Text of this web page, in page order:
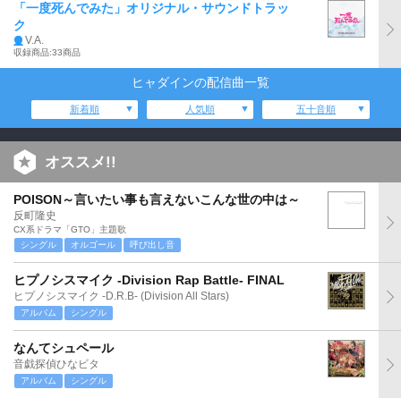
「一度死んでみた」オリジナル・サウンドトラッ
ク
V.A.
収録商品:33商品
ヒャダインの配信曲一覧
新着順 人気順 五十音順
オススメ!!
POISON～言いたい事も言えないこんな世の中は～
反町隆史
CX系ドラマ「GTO」主題歌
シングル
オルゴール 呼び出し音
ヒプノシスマイク -Division Rap Battle- FINAL
ヒプノシスマイク -D.R.B- (Division All Stars)
アルバム シングル
なんてシュペール
音戯探偵ひなビタ
アルバム シングル